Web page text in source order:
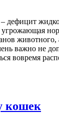
дефицит
угрожающая
животного,
важно не
вовремя
кошек